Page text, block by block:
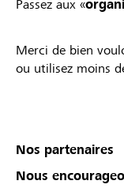
Passez aux «
Merci de bien
ou utilisez moins
Nos partenaires
Nous